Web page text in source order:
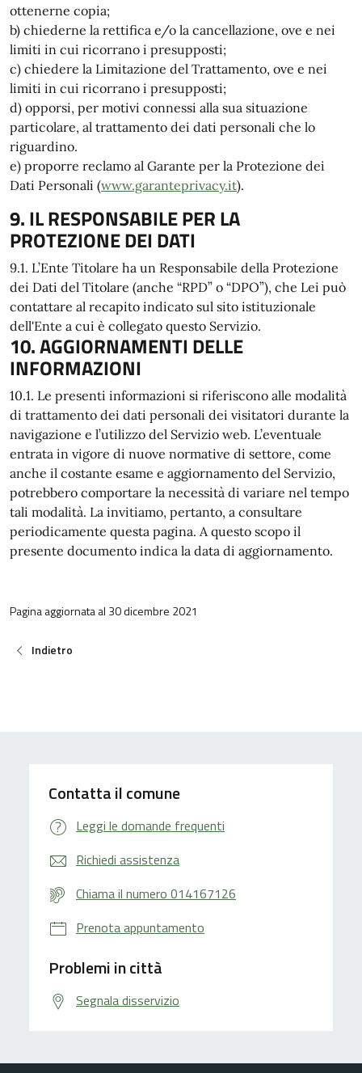
ottenerne copia;
b) chiederne la rettifica e/o la cancellazione, ove e nei
limiti in cui ricorrano i presupposti;
c) chiedere la Limitazione del Trattamento, ove e nei
limiti in cui ricorrano i presupposti;
d) opporsi, per motivi connessi alla sua situazione
particolare, al trattamento dei dati personali che lo
riguardino.
e) proporre reclamo al Garante per la Protezione dei
Dati Personali (www.garanteprivacy.it).
9. IL RESPONSABILE PER LA
PROTEZIONE DEI DATI
9.1. L’Ente Titolare ha un Responsabile della Protezione
dei Dati del Titolare (anche “RPD” o “DPO”), che Lei può
contattare al recapito indicato sul sito istituzionale
dell'Ente a cui è collegato questo Servizio.
10. AGGIORNAMENTI DELLE
INFORMAZIONI
10.1. Le presenti informazioni si riferiscono alle modalità
di trattamento dei dati personali dei visitatori durante la
navigazione e l’utilizzo del Servizio web. L’eventuale
entrata in vigore di nuove normative di settore, come
anche il costante esame e aggiornamento del Servizio,
potrebbero comportare la necessità di variare nel tempo
tali modalità. La invitiamo, pertanto, a consultare
periodicamente questa pagina. A questo scopo il
presente documento indica la data di aggiornamento.
Pagina aggiornata al 30 dicembre 2021
Indietro
Contatta il comune
Leggi le domande frequenti
Richiedi assistenza
Chiama il numero 014167126
Prenota appuntamento
Problemi in città
Segnala disservizio